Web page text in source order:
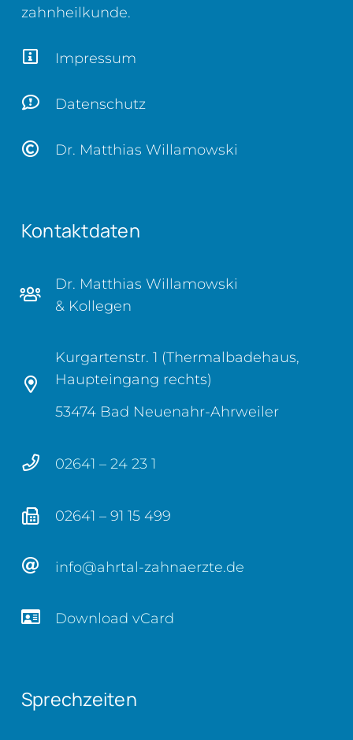
zahnheilkunde.
Impressum
Datenschutz
Dr. Matthias Willamowski
Kontaktdaten
Dr. Matthias Willamowski
& Kollegen
Kurgartenstr. 1 (Thermalbadehaus,
Haupteingang rechts)
53474 Bad Neuenahr-Ahrweiler
02641 – 24 23 1
02641 – 91 15 499
info@ahrtal-zahnaerzte.de
Download vCard
Sprechzeiten